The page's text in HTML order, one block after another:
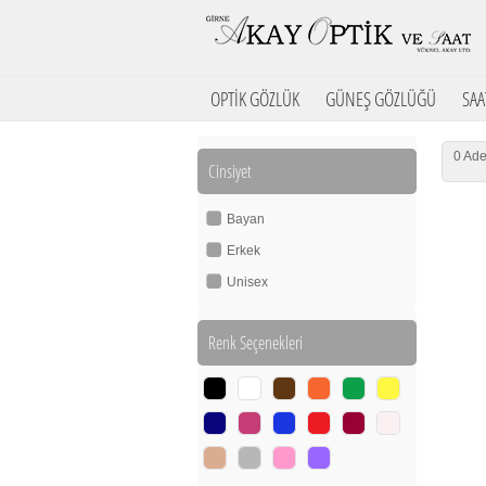
OPTİK GÖZLÜK GÜNEŞ GÖZLÜĞÜ
Cinsiyet
Bayan
Erkek
Unisex
Renk Seçenekleri
0